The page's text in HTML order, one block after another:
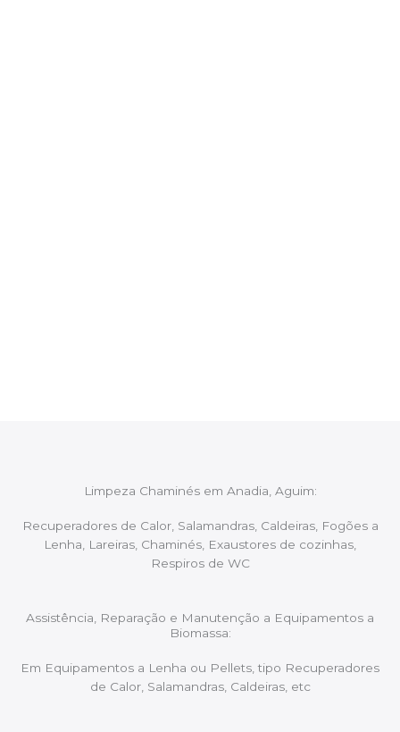
Limpeza Chaminés em Anadia, Aguim:
Recuperadores de Calor, Salamandras, Caldeiras, Fogões a
Lenha, Lareiras, Chaminés, Exaustores de cozinhas,
Respiros de WC
Assistência, Reparação e Manutenção a Equipamentos a
Biomassa:
Em Equipamentos a Lenha ou Pellets, tipo Recuperadores
de Calor, Salamandras, Caldeiras, etc